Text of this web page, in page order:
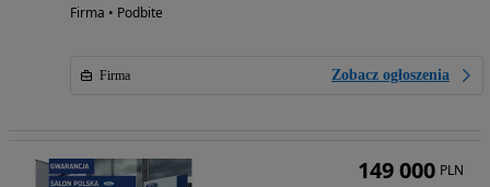
Firma • Podbite
Firma Zobacz ogłoszenia
149 000 PLN